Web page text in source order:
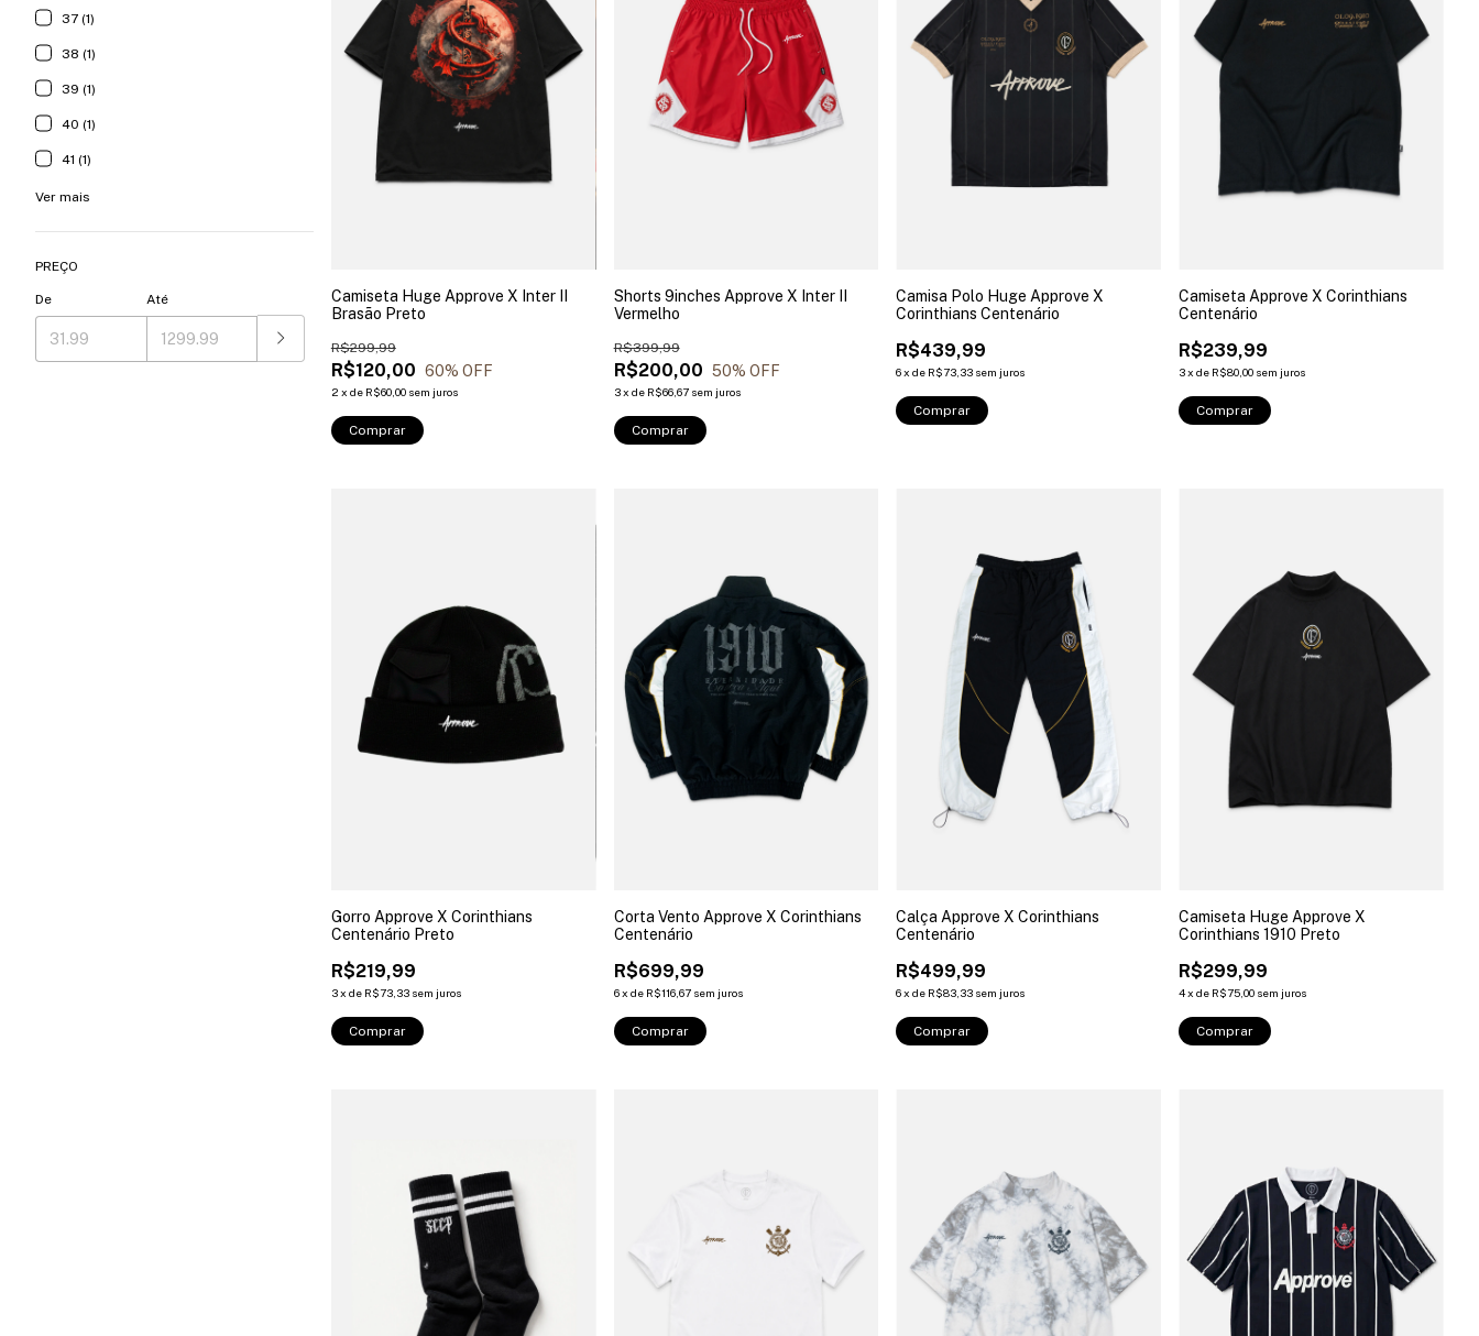
37 (1)
38 (1)
39 (1)
40 (1)
41 (1)
Ver mais
PREÇO
De Até
Camiseta Huge Approve X Inter II
Brasão Preto
R$120,00
R$299,99
60% OFF
2 x de R$60,00 sem juros
Comprar
Shorts 9inches Approve X Inter II
Vermelho
R$200,00
R$399,99
50% OFF
3 x de R$66,67 sem juros
Comprar
Camisa Polo Huge Approve X
Corinthians Centenário
R$439,99
6xde R$73,33 sem juros
Comprar
Camiseta Approve X Corinthians
Centenário
R$239,99
3xde R$80,00 sem juros
Comprar
Gorro Approve X Corinthians
Centenário Preto
R$219,99
3x de R$73,33 sem juros
Comprar
Corta Vento Approve X Corinthians
Centenário
R$699,99
6 x de R$116,67 sem juros
Comprar
Calça Approve X Corinthians
Centenário
R$499,99
6xde R$83,33 sem juros
Comprar
Camiseta Huge Approve X
Corinthians 1910 Preto
R$299,99
4xde R$75,00 sem juros
Comprar